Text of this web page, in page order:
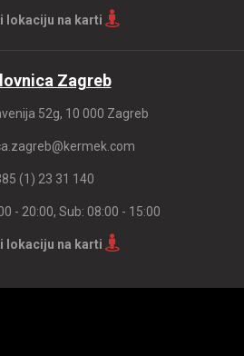
lokaciju na karti
Zagreb
52g, 10 000 Zagreb
(1) 23 31 140
- 20:00, Sub: 08:00 - 15:00
lokaciju na karti